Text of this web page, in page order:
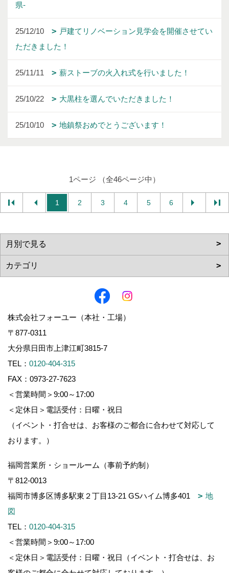
県-
25/12/10
戸建てリノベーション見学会を開催させてい
ただきました！
25/11/11 薪ストーブの火入れ式を行いました！
25/10/22 大黒柱を選んでいただきました！
25/10/10 地鎮祭おめでとうございます！
1ページ （全46ページ中）
1 2 3 4 5 6
株式会社フォーユー（本社・工場）
〒877-0311
大分県日田市上津江町3815-7
TEL： 0120-404-315
FAX：0973-27-7623
＜営業時間＞9:00～17:00
＜定休日＞電話受付：日曜・祝日
（イベント・打合せは、お客様のご都合に合わせて対応して
おります。）
福岡営業所・ショールーム（事前予約制）
〒812-0013
福岡市博多区博多駅東２丁目13-21 GSハイム博多401
地
図
TEL： 0120-404-315
＜営業時間＞9:00～17:00
＜定休日＞電話受付：日曜・祝日（イベント・打合せは、お